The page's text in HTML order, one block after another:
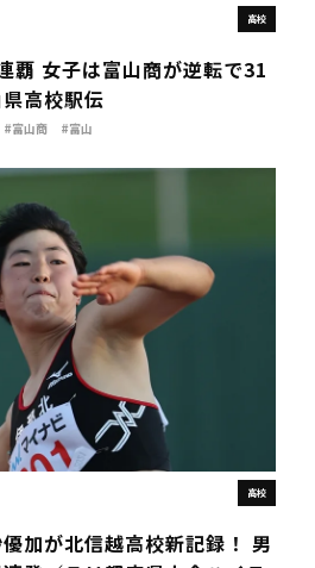
高校
覇 女子は富山商が逆転で31
高校駅伝
#富山商 #富山
高校
加が北信越高校新記録！ 男